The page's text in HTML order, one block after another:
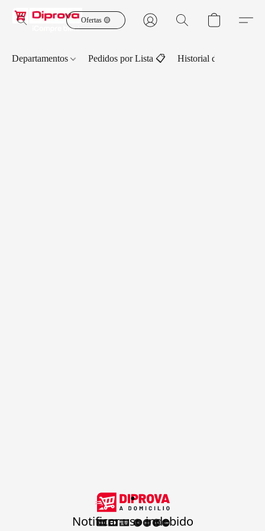
Ofertas 🟡
Departamentos Pedidos por Lista 📋 Historial de Pedidos
.
Notificar uso indebido